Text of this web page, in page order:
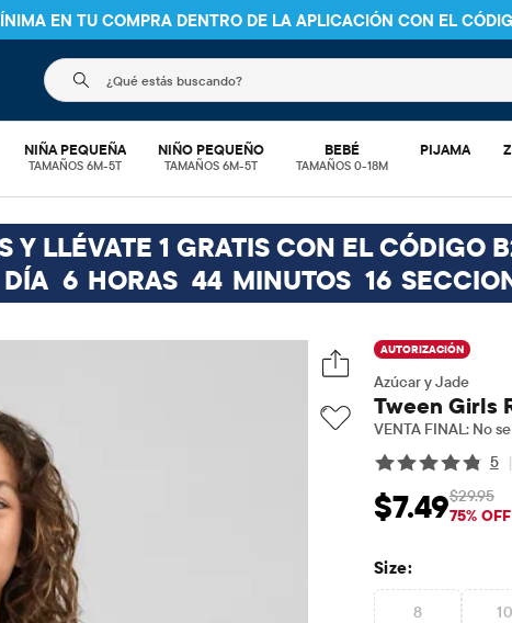
EN TU COMPRA DENTRO DE LA APLICACIÓN CON EL
NIÑA PEQUEÑA
TAMAÑOS 6M-5T
NIÑO PEQUEÑO
TAMAÑOS 6M-5T
BEBÉ
TAMAÑOS 0-18M
PIJAMA
Y LLÉVATE 1 GRATIS CON EL CÓDIGO
DÍA 6 HORAS 44 MINUTOS 15
AUTORIZACIÓN
Azúcar y Jade
Tween Girls
VENTA FINAL: No
5 |
Precio de venta:
$7.49$29.95
75% OFF
Size:
8